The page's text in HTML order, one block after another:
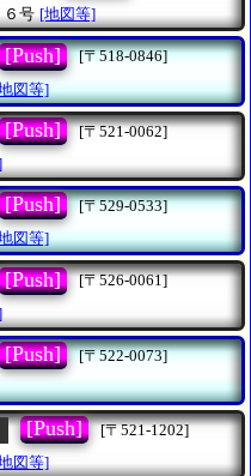
号 [地図等]
[Push]
[〒518-0846]
図等]
[Push]
[〒521-0062]
[Push]
[〒529-0533]
図等]
[Push]
[〒526-0061]
[Push]
[〒522-0073]
[Push]
[〒521-1202]
図等]